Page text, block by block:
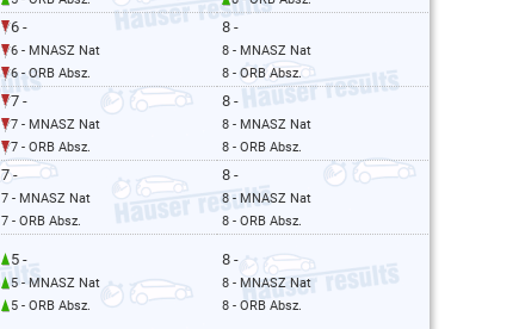
6 -
6 - MNASZ Nat
6 - ORB Absz.
8 -
8 - MNASZ Nat
8 - ORB Absz.
7 -
7 - MNASZ Nat
7 - ORB Absz.
8 -
8 - MNASZ Nat
8 - ORB Absz.
7 -
7 - MNASZ Nat
7 - ORB Absz.
8 -
8 - MNASZ Nat
8 - ORB Absz.
5 -
5 - MNASZ Nat
5 - ORB Absz.
8 -
8 - MNASZ Nat
8 - ORB Absz.